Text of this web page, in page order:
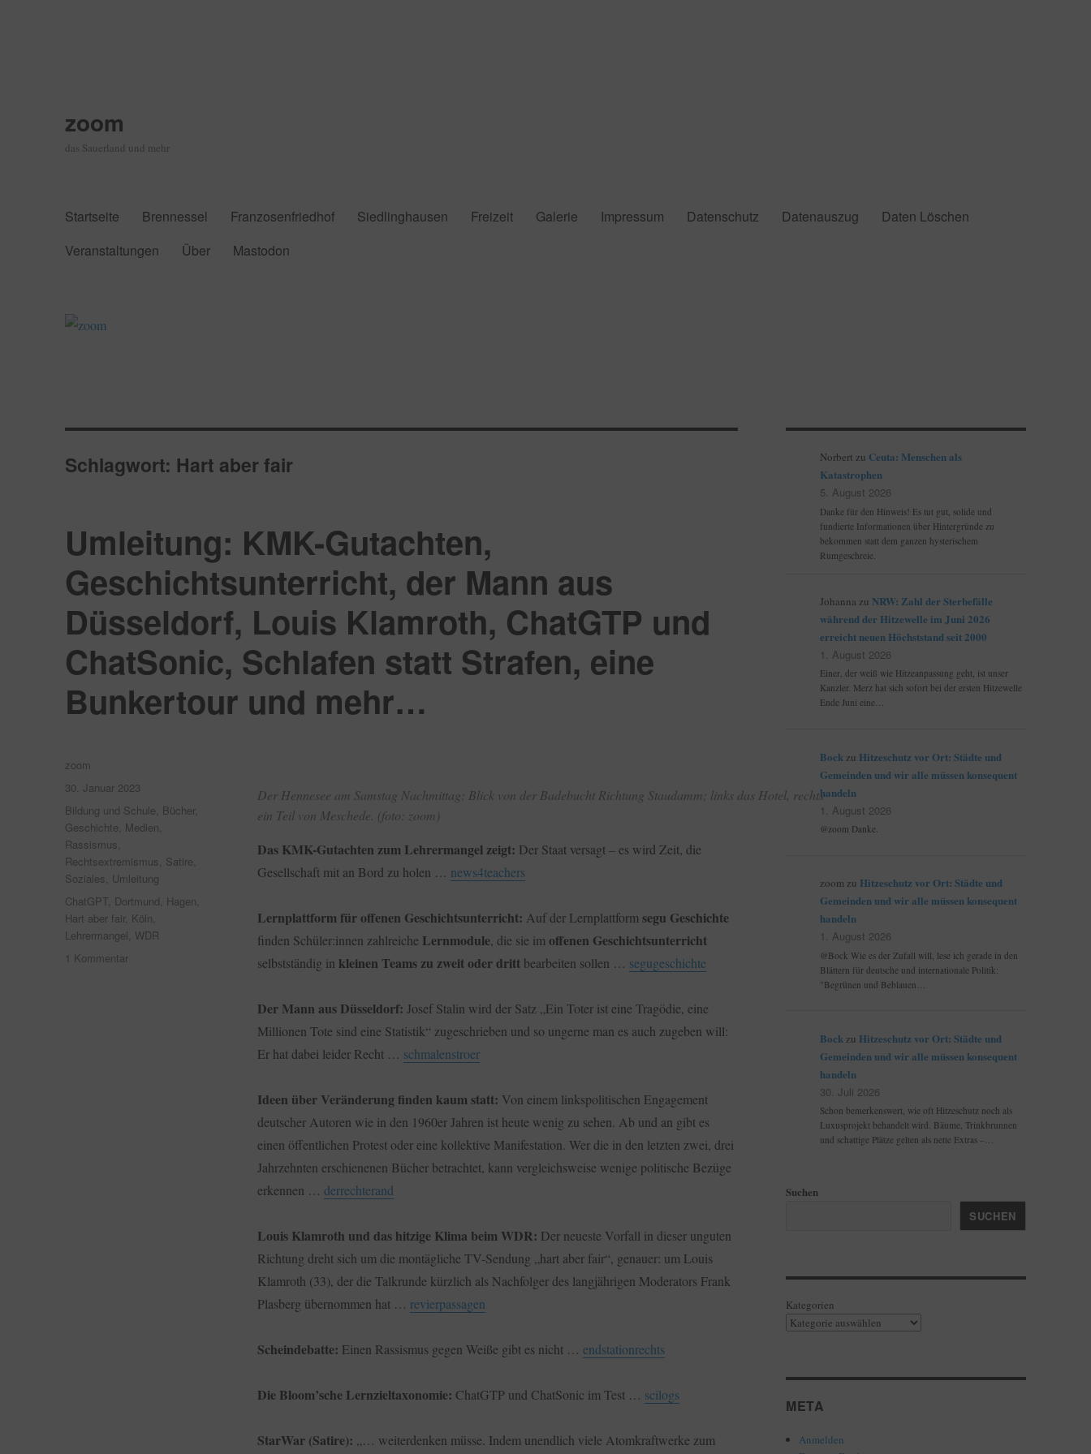
zoom
das Sauerland und mehr
Startseite Brennessel Franzosenfriedhof Siedlinghausen Freizeit Galerie Impressum Datenschutz Datenauszug
Daten Löschen
Veranstaltungen
Über Mastodon
Schlagwort: Hart aber fair
Umleitung: KMK-Gutachten,
Geschichtsunterricht, der Mann aus
Düsseldorf, Louis Klamroth, ChatGTP und
ChatSonic, Schlafen statt Strafen, eine
Bunkertour und mehr…
Der Hennesee am Samstag Nachmittag: Blick von der Badebucht Richtung Staudamm; links das Hotel, rechts
ein Teil von Meschede. (foto: zoom)
Das KMK-Gutachten zum Lehrermangel zeigt: Der Staat versagt – es wird Zeit, die
Gesellschaft mit an Bord zu holen … news4teachers
Lernplattform für offenen Geschichtsunterricht: Auf der Lernplattform segu Geschichte
finden Schüler:innen zahlreiche Lernmodule, die sie im offenen Geschichtsunterricht
selbstständig in kleinen Teams zu zweit oder drittbearbeiten sollen … segugeschichte
Der Mann aus Düsseldorf: Josef Stalin wird der Satz „Ein Toter ist eine Tragödie, eine
Millionen Tote sind eine Statistik“ zugeschrieben und so ungerne man es auch zugeben will:
Er hat dabei leider Recht … schmalenstroer
Ideen über Veränderung finden kaum statt: Von einem linkspolitischen Engagement
deutscher Autoren wie in den 1960er Jahren ist heute wenig zu sehen. Ab und an gibt es
einen öffentlichen Protest oder eine kollektive Manifestation. Wer die in den letzten zwei, drei
Jahrzehnten erschienenen Bücher betrachtet, kann vergleichsweise wenige politische Bezüge
erkennen … derrechterand
Louis Klamroth und das hitzige Klima beim WDR: Der neueste Vorfall in dieser unguten
Richtung dreht sich um die montägliche TV-Sendung „hart aber fair“, genauer: um Louis
Klamroth (33), der die Talkrunde kürzlich als Nachfolger des langjährigen Moderators Frank
Plasberg übernommen hat … revierpassagen
Scheindebatte: Einen Rassismus gegen Weiße gibt es nicht … endstationrechts
Die Bloom’sche Lernzieltaxonomie: ChatGTP und ChatSonic im Test … scilogs
StarWar (Satire): „… weiterdenken müsse. Indem unendlich viele Atomkraftwerke zum
Autor
zoom
Veröffentlicht
am
30. Januar 2023
Kategorien
Bildung und Schule, Bücher,
Geschichte, Medien,
Rassismus,
Rechtsextremismus, Satire,
Soziales, Umleitung
Schlagwörter
ChatGPT, Dortmund, Hagen,
Hart aber fair, Köln,
Lehrermangel, WDR
1 Kommentarzu
Norbert zu Ceuta: Menschen als
Katastrophen
5. August 2026
Danke für den Hinweis! Es tut gut, solide und
fundierte Informationen über Hintergründe zu
bekommen statt dem ganzen hysterischem
Rumgeschreie.
Johanna zu NRW: Zahl der Sterbefälle
während der Hitzewelle im Juni 2026
erreicht neuen Höchststand seit 2000
1. August 2026
Einer, der weiß wie Hitzeanpassung geht, ist unser
Kanzler. Merz hat sich sofort bei der ersten Hitzewelle
Ende Juni eine…
Bock zu Hitzeschutz vor Ort: Städte und
Gemeinden und wir alle müssen konsequent
handeln
1. August 2026
@zoom Danke.
zoom zu Hitzeschutz vor Ort: Städte und
Gemeinden und wir alle müssen konsequent
handeln
1. August 2026
@Bock Wie es der Zufall will, lese ich gerade in den
Blättern für deutsche und internationale Politik:
"Begrünen und Beblauen…
Bock zu Hitzeschutz vor Ort: Städte und
Gemeinden und wir alle müssen konsequent
handeln
30. Juli 2026
Schon bemerkenswert, wie oft Hitzeschutz noch als
Luxusprojekt behandelt wird. Bäume, Trinkbrunnen
und schattige Plätze gelten als nette Extras –…
Suchen
SUCHEN
Kategorien
META
Anmelden